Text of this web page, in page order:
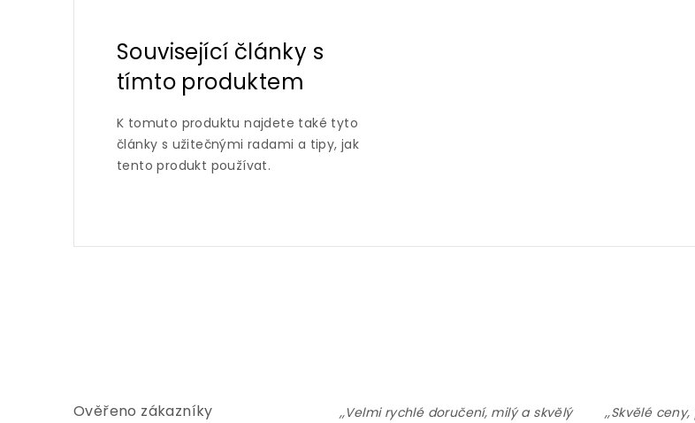
Související články s
tímto produktem
K tomuto produktu najdete také tyto
články s užitečnými radami a tipy, jak
tento produkt používat.
Ověřeno zákazníky
,,Velmi rychlé doručení, milý a skvělý
,,Skvělé